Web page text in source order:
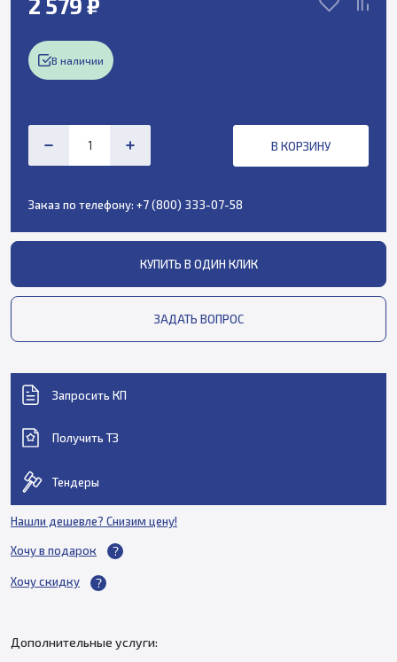
2 579 ₽
В наличии
В КОРЗИНУ
Заказ по телефону: +7 (800) 333-07-58
КУПИТЬ В ОДИН КЛИК
ЗАДАТЬ ВОПРОС
Запросить КП
Получить ТЗ
Тендеры
Нашли дешевле? Снизим цену!
Хочу в подарок
Хочу скидку
Дополнительные услуги: